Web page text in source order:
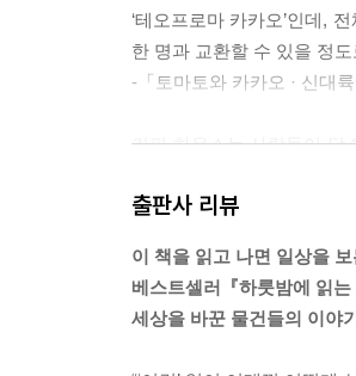
‘테오프로마 카카오’인데,
한 명과 교환할 수 있을 정
-「토마토와 카카오 · 신대
커피 하우스는 사람들이 담
령을 내릴 정도였다. 국왕
1765년, 파리에서 불랑제라
기를 회복시킨다라는 의미
출판사 리뷰
이 책을 읽고 나면 일상을
베스트셀러『하룻밤에 읽
세상을 바꾼 물건들의 이야기